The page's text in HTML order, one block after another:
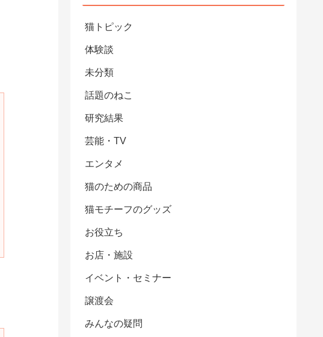
猫トピック
体験談
未分類
話題のねこ
研究結果
芸能・TV
エンタメ
猫のための商品
猫モチーフのグッズ
お役立ち
お店・施設
イベント・セミナー
譲渡会
みんなの疑問